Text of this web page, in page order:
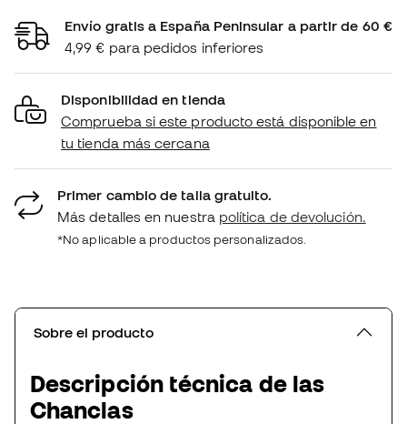
Envío gratis a España Peninsular a partir de 60 €
4,99 € para pedidos inferiores
Disponibilidad en tienda
Comprueba si este producto está disponible en
tu tienda más cercana
Primer cambio de talla gratuito.
Más detalles en nuestra política de devolución.
*No aplicable a productos personalizados.
Sobre el producto
Descripción técnica de las
Chanclas